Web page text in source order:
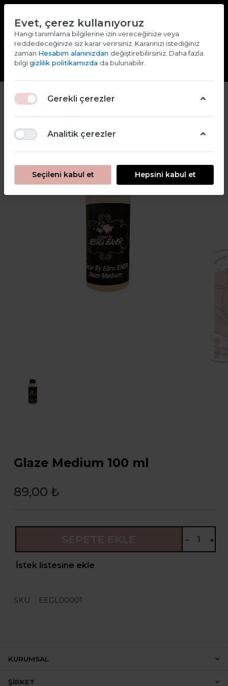
Giriş yap Kaydol
Glaze Medium 100 ml
89,00 ₺
İstek listesine ekle
SKU EEGL00001
KURUMSAL
ŞIRKET
Evet, çerez kullanıyoruz
Hangi tanımlama bilgilerine izin vereceğinize veya
reddedeceğinize siz karar verirsiniz. Kararınızı istediğiniz
zaman Hesabım alanınızdan değiştirebilirsiniz. Daha fazla
bilgigizlilik politikamızda da bulunabilir.
Gerekli çerezler
Analitik çerezler
Seçileni kabul et Hepsini kabul et